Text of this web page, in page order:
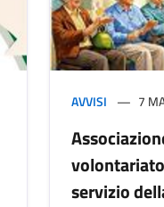
AVVISI 7
servizio